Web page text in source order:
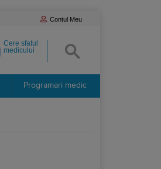
Contul Meu
Cere sfatul
medicului
Programari medic